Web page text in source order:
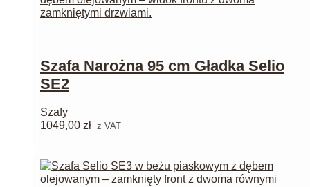
Szafa Narożna 95 cm Gładka Selio
SE2
Szafy
1049,00 zł z VAT